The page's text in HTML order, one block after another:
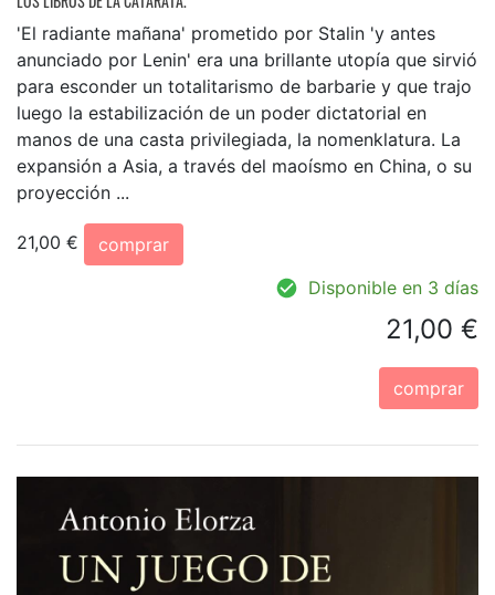
'El radiante mañana' prometido por Stalin 'y antes
anunciado por Lenin' era una brillante utopía que sirvió
para esconder un totalitarismo de barbarie y que trajo
luego la estabilización de un poder dictatorial en
manos de una casta privilegiada, la nomenklatura. La
expansión a Asia, a través del maoísmo en China, o su
proyección ...
21,00 €
comprar
Disponible en 3 días
21,00 €
comprar